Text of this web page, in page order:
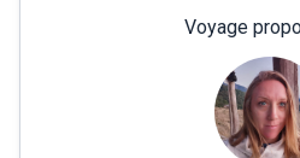
Voyage